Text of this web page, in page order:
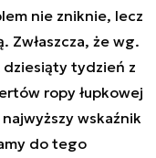
nie zniknie, lecz
Zwłaszcza, że wg.
dziesiąty tydzień z
ropy łupkowej
wskaźnik
do tego